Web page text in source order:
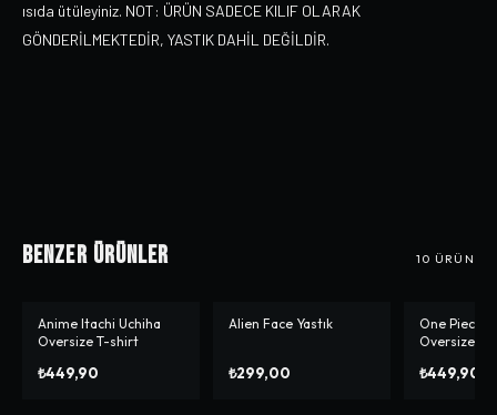
ısıda ütüleyiniz. NOT: ÜRÜN SADECE KILIF OLARAK
GÖNDERİLMEKTEDİR, YASTIK DAHİL DEĞİLDİR.
Benzer Ürünler 10 ÜRÜN
Anime Itachi Uchiha
Oversize T-shirt
₺449,90
Alien Face Yastık
₺299,00
One Piece
Oversize T-
₺449,90